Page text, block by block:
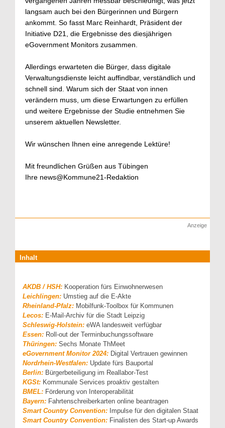
langsam auch bei den Bürgerinnen und Bürgern
ankommt. So fasst Marc Reinhardt, Präsident der
Initiative D21, die Ergebnisse des diesjährigen
eGovernment Monitors zusammen.
Allerdings erwarteten die Bürger, dass digitale
Verwaltungsdienste leicht auffindbar, verständlich und
schnell sind. Warum sich der Staat von innen
verändern muss, um diese Erwartungen zu erfüllen
und weitere Ergebnisse der Studie entnehmen Sie
unserem aktuellen Newsletter.
Wir wünschen Ihnen eine anregende Lektüre!
Mit freundlichen Grüßen aus Tübingen
Ihre news@Kommune21-Redaktion
Anzeige
Inhalt
AKDB / HSH: Kooperation fürs Einwohnerwesen
Leichlingen: Umstieg auf die E-Akte
Rheinland-Pfalz: Mobilfunk-Toolbox für Kommunen
Lecos: E-Mail-Archiv für die Stadt Leipzig
Schleswig-Holstein: eWA landesweit verfügbar
Essen: Roll-out der Terminbuchungssoftware
Thüringen: Sechs Monate ThMeet
eGovernment Monitor 2024: Digital Vertrauen gewinnen
Nordrhein-Westfalen: Update fürs Bauportal
Berlin: Bürgerbeteiligung im Reallabor-Test
KGSt: Kommunale Services proaktiv gestalten
BMEL: Förderung von Interoperabilität
Bayern: Fahrtenschreiberkarten online beantragen
Smart Country Convention: Impulse für den digitalen Staat
Smart Country Convention: Finalisten des Start-up Awards